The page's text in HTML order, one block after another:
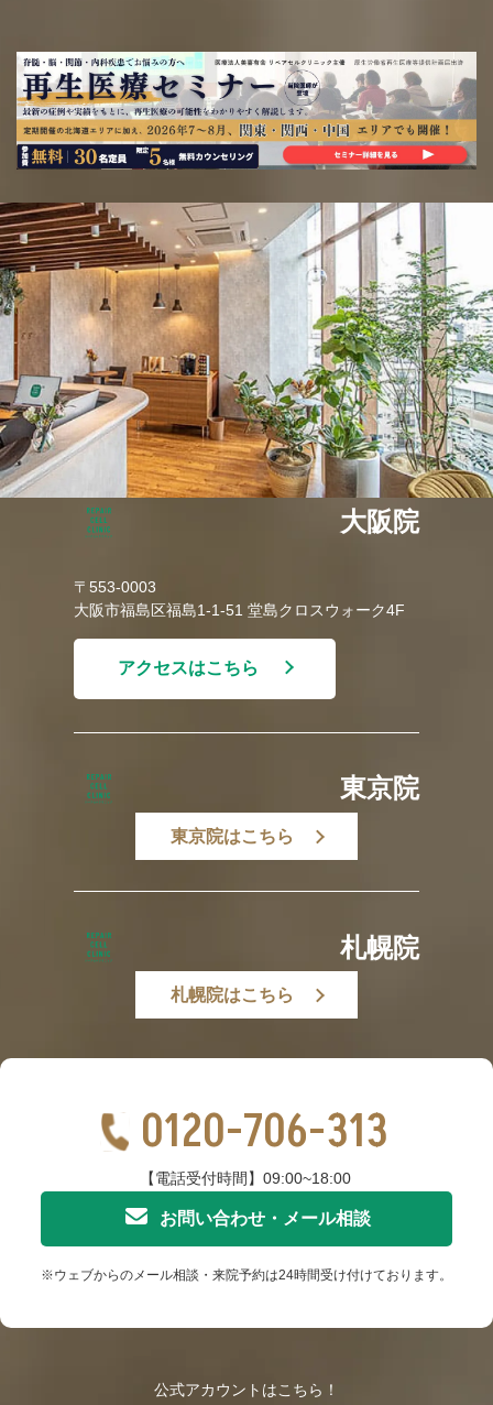
大阪院
〒553-0003
大阪市福島区福島1-1-51 堂島クロスウォーク4F
アクセスはこちら
東京院
東京院はこちら
札幌院
札幌院はこちら
0120-706-313
【電話受付時間】09:00~18:00
お問い合わせ・メール相談
※ウェブからのメール相談・来院予約は24時間受け付けております。
公式アカウントはこちら！